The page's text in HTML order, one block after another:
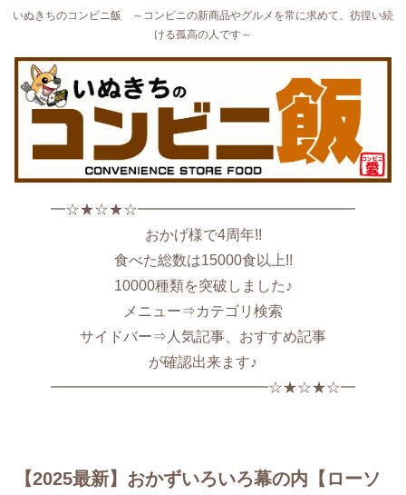
いぬきちのコンビニ飯 ～コンビニの新商品やグルメを常に求めて、彷徨い続
ける孤高の人です～
━☆★☆★☆━━━━━━━━━━━━━━━
おかげ様で4周年!!
食べた総数は15000食以上!!
10000種類を突破しました♪
メニュー⇒カテゴリ検索
サイドバー⇒人気記事、おすすめ記事
が確認出来ます♪
━━━━━━━━━━━━━━━☆★☆★☆━
【2025最新】おかずいろいろ幕の内【ローソ